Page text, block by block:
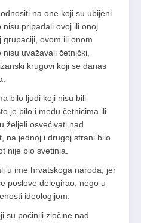
na one koji su ubijeni
pripadali ovoj ili onoj
grupaciji, ovom ili onom
uvažavali četnički,
krugovi koji se danas
bilo ljudi koji nisu bili
je bilo i među četnicima ili
željeli osvećivati nad
na jednoj i drugoj strani bilo
nije bio svetinja.
u ime hrvatskoga naroda, jer
poslove delegirao, nego u
ideologijom.
su počinili zločine nad